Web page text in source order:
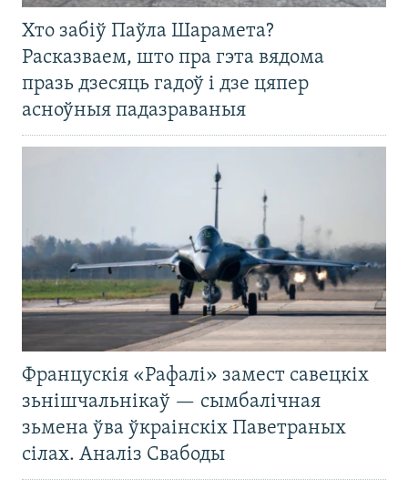
Хто забіў Паўла Шарамета?
Расказваем, што пра гэта вядома
празь дзесяць гадоў і дзе цяпер
асноўныя падазраваныя
Францускія «Рафалі» замест савецкіх
зьнішчальнікаў — сымбалічная
зьмена ўва ўкраінскіх Паветраных
сілах. Аналіз Свабоды